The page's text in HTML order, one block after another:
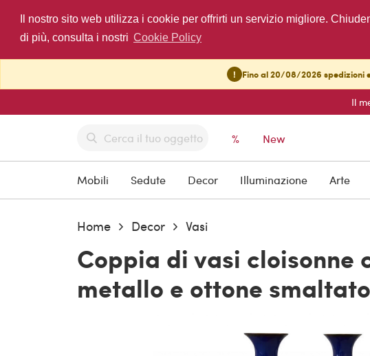
Il nostro sito web utilizza i cookie per offrirti un servizio migliore.
di più, consulta i nostri Cookie Policy
! Fino al 20/08/2026 spedizioni
Il
% New
Mobili Sedute Decor Illuminazione Arte
Home Decor Vasi
Coppia di vasi cloisonne
metallo e ottone